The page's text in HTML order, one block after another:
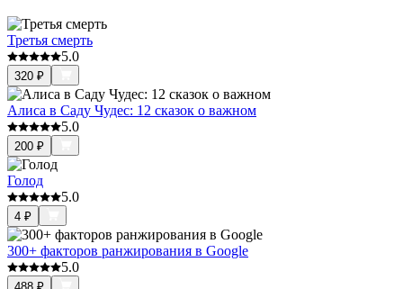
Третья смерть
5.0
320 ₽
Алиса в Саду Чудес: 12 сказок о важном
5.0
200 ₽
Голод
5.0
4 ₽
300+ факторов ранжирования в Google
5.0